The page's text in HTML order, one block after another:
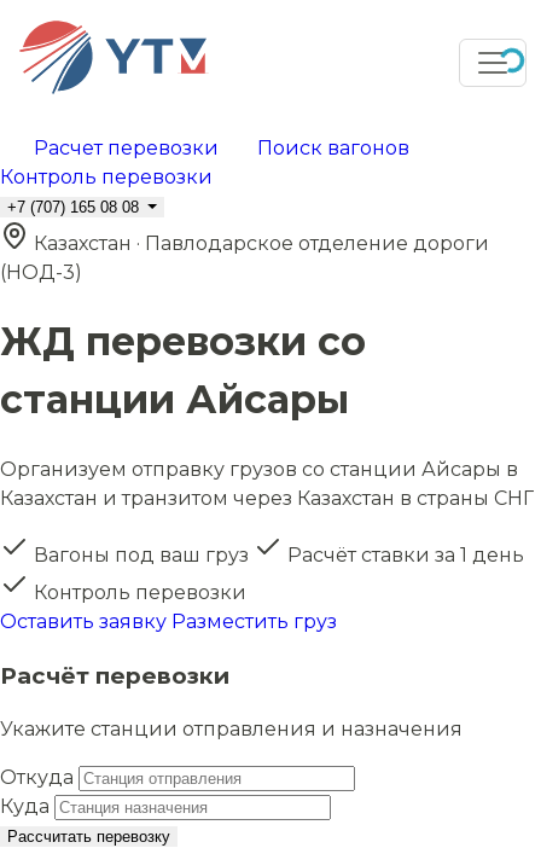
Расчет перевозки
Поиск вагонов
Контроль перевозки
+7 (707) 165 08 08
Казахстан · Павлодарское отделение дороги
(НОД-3)
ЖД перевозки со
станции Айсары
Организуем отправку грузов со станции Айсары в
Казахстан и транзитом через Казахстан в страны СНГ
Вагоны под ваш груз
Расчёт ставки за 1 день
Контроль перевозки
Оставить заявку Разместить груз
Расчёт перевозки
Укажите станции отправления и назначения
Откуда
Куда
Рассчитать перевозку